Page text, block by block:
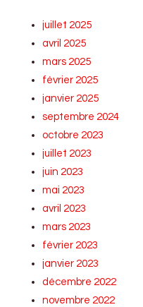
juillet 2025
avril 2025
mars 2025
février 2025
janvier 2025
septembre 2024
octobre 2023
juillet 2023
juin 2023
mai 2023
avril 2023
mars 2023
février 2023
janvier 2023
décembre 2022
novembre 2022